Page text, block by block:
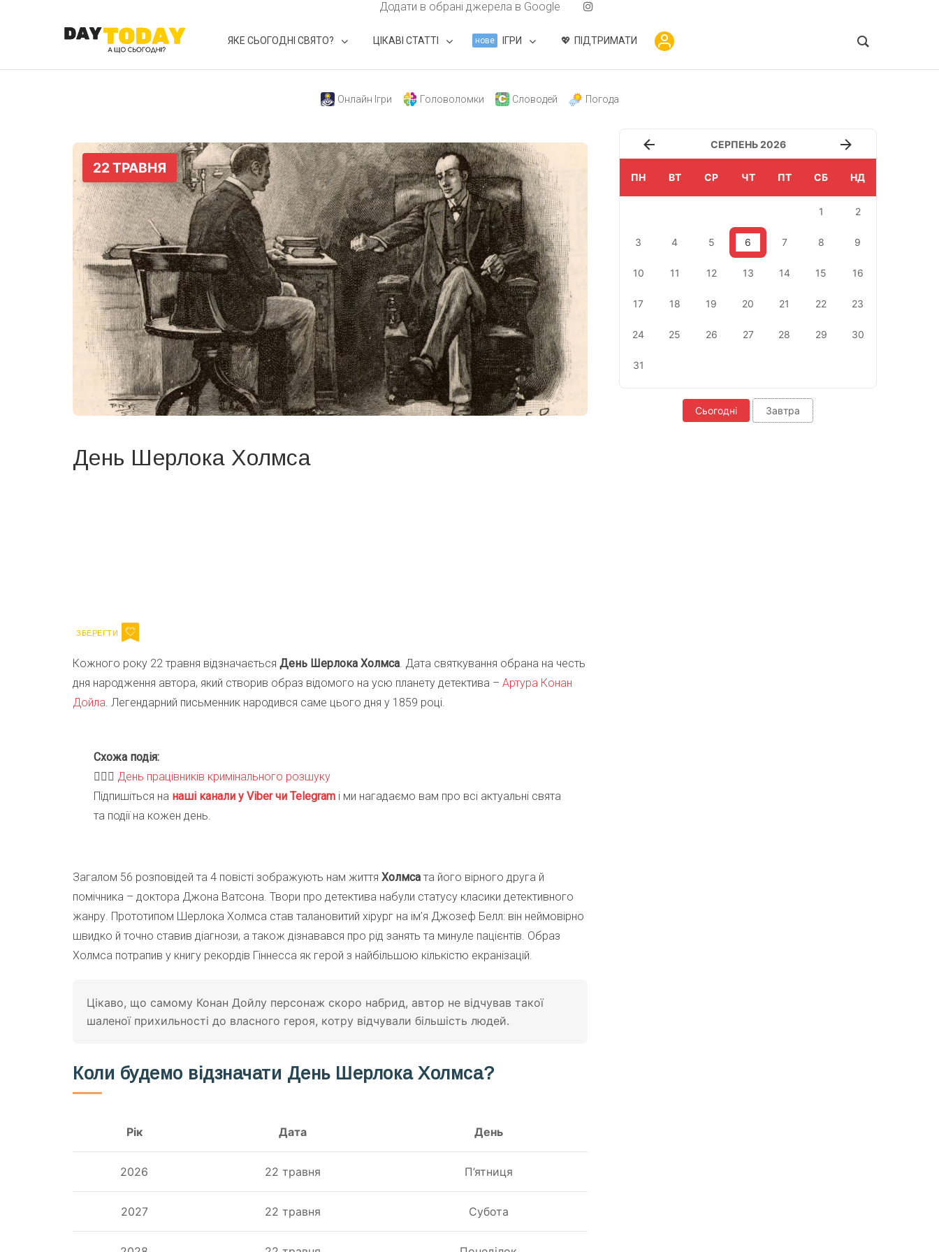
Додати в обрані джерела в Google
ЯКЕ СЬОГОДНІ СВЯТО? ЦІКАВІ СТАТТІ нове ІГРИ ПІДТРИМАТИ
Онлайн Ігри Головоломки Словодей Погода
День Шерлока Холмса
Кожного року 22 травня відзначається День Шерлока Холмса. Дата святкування обрана на честь
дня народження автора, який створив образ відомого на усю планету детектива – Артура Конан
Дойла. Легендарний письменник народився саме цього дня у 1859 році.
Схожа подія:
🕵🏻‍♂️ День працівників кримінального розшуку
Підпишіться на наші канали у Viber чи Telegram і ми нагадаємо вам про всі актуальні свята
та події на кожен день.
Загалом 56 розповідей та 4 повісті зображують нам життя Холмса та його вірного друга й
помічника – доктора Джона Ватсона. Твори про детектива набули статусу класики детективного
жанру. Прототипом Шерлока Холмса став талановитий хірург на ім’я Джозеф Белл: він неймовірно
швидко й точно ставив діагнози, а також дізнавався про рід занять та минуле пацієнтів. Образ
Холмса потрапив у книгу рекордів Гіннесса як герой з найбільшою кількістю екранізацій.
Цікаво, що самому Конан Дойлу персонаж скоро набрид, автор не відчував такої
шаленої прихильності до власного героя, котру відчували більшість людей.
Коли будемо відзначати День Шерлока Холмса?
Рік Дата День
2026 22 травня П’ятниця
2027 22 травня Субота
СЕРПЕНЬ 2026
ПН ВТ СР ЧТ ПТ СБ НД
1 2
3 4 5 6 7 8 9
10 11 12 13 14 15 16
17 18 19 20 21 22 23
24 25 26 27 28 29 30
31
Сьогодні Завтра